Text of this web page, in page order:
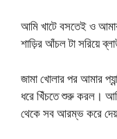
আমি খাটে বসতেই ও
শাড়ির আঁচল টা সরিয়ে
জামা খোলার পর আমার
ধরে খিঁচতে শুরু করল।
থেকে সব আরম্ভ করে দেয়